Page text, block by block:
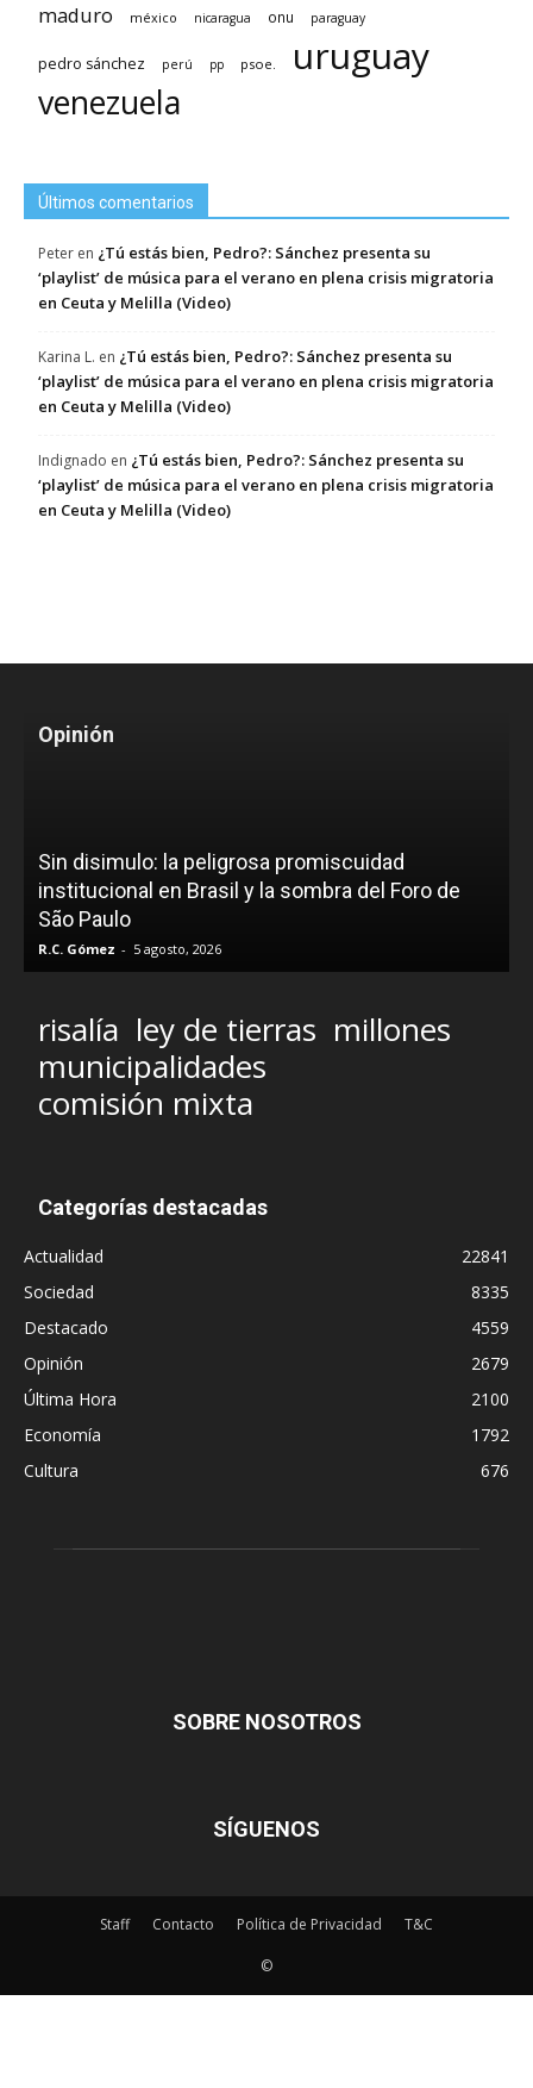
maduro méxico nicaragua onu paraguay
pedro sánchez perú pp psoe. uruguay
venezuela
Últimos comentarios
Peter en ¿Tú estás bien, Pedro?: Sánchez presenta su
‘playlist’ de música para el verano en plena crisis migratoria
en Ceuta y Melilla (Video)
Karina L. en ¿Tú estás bien, Pedro?: Sánchez presenta su
‘playlist’ de música para el verano en plena crisis migratoria
en Ceuta y Melilla (Video)
Indignado en ¿Tú estás bien, Pedro?: Sánchez presenta su
‘playlist’ de música para el verano en plena crisis migratoria
en Ceuta y Melilla (Video)
Opinión
Sin disimulo: la peligrosa promiscuidad
institucional en Brasil y la sombra del Foro de
São Paulo
R.C. Gómez - 5 agosto, 2026
risalía ley de tierras millones
municipalidades
comisión mixta
Categorías destacadas
Actualidad
22841
Sociedad
8335
Destacado
4559
Opinión
2679
Última Hora
2100
Economía
1792
Cultura
676
SOBRE NOSOTROS
SÍGUENOS
Staff Contacto Política de Privacidad T&C
©